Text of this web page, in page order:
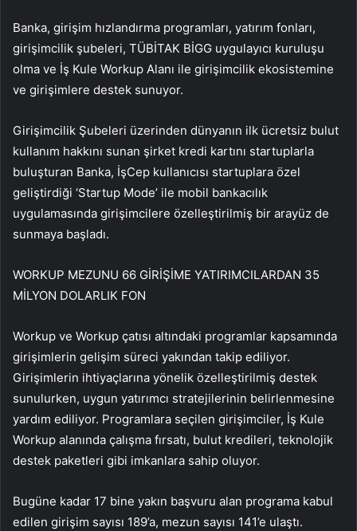
Banka, girişim hızlandırma programları, yatırım fonları,
girişimcilik şubeleri, TÜBİTAK BİGG uygulayıcı kuruluşu
olma ve İş Kule Workup Alanı ile girişimcilik ekosistemine
ve girişimlere destek sunuyor.
Girişimcilik Şubeleri üzerinden dünyanın ilk ücretsiz bulut
kullanım hakkını sunan şirket kredi kartını startuplarla
buluşturan Banka, İşCep kullanıcısı startuplara özel
geliştirdiği ‘Startup Mode’ ile mobil bankacılık
uygulamasında girişimcilere özelleştirilmiş bir arayüz de
sunmaya başladı.
WORKUP MEZUNU 66 GİRİŞİME YATIRIMCILARDAN 35
MİLYON DOLARLIK FON
Workup ve Workup çatısı altındaki programlar kapsamında
girişimlerin gelişim süreci yakından takip ediliyor.
Girişimlerin ihtiyaçlarına yönelik özelleştirilmiş destek
sunulurken, uygun yatırımcı stratejilerinin belirlenmesine
yardım ediliyor. Programlara seçilen girişimciler, İş Kule
Workup alanında çalışma fırsatı, bulut kredileri, teknolojik
destek paketleri gibi imkanlara sahip oluyor.
Bugüne kadar 17 bine yakın başvuru alan programa kabul
edilen girişim sayısı 189’a, mezun sayısı 141’e ulaştı.